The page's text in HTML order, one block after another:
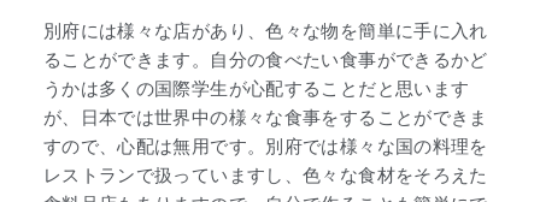
別府には様々な店があり、色々な物を簡単に手に入れ
ることができます。自分の食べたい食事ができるかど
うかは多くの国際学生が心配することだと思います
が、日本では世界中の様々な食事をすることができま
すので、心配は無用です。別府では様々な国の料理を
レストランで扱っていますし、色々な食材をそろえた